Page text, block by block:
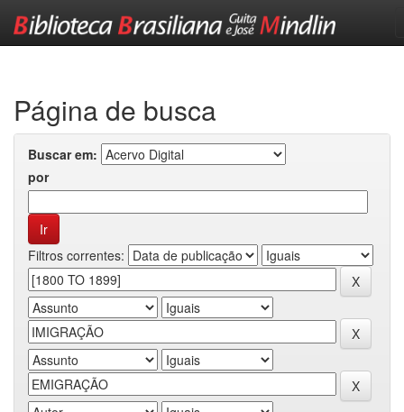
Página de busca
Buscar em:
por
Filtros correntes: